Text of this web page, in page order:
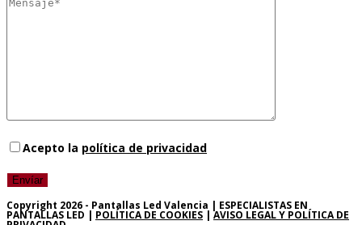
Acepto la política de privacidad
Copyright 2026 - Pantallas Led Valencia | ESPECIALISTAS EN
PANTALLAS LED | POLÍTICA DE COOKIES | AVISO LEGAL Y POLÍTICA DE